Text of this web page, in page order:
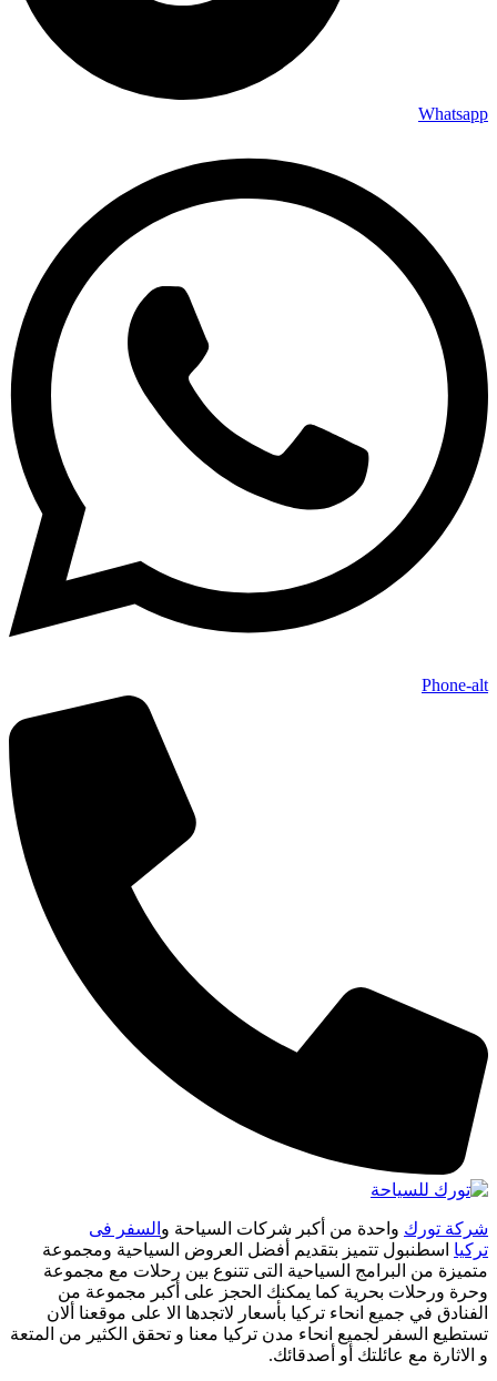
Whatsapp
Phone-alt
شركة تورك واحدة من أكبر شركات السياحة و السفر فى
تركيا اسطنبول تتميز بتقديم أفضل العروض السياحية ومجموعة
متميزة من البرامج السياحية التى تتنوع بين رحلات مع مجموعة
وحرة ورحلات بحرية كما يمكنك الحجز على أكبر مجموعة من
الفنادق في جميع انحاء تركيا بأسعار لاتجدها الا على موقعنا ألان
تستطيع السفر لجميع انحاء مدن تركيا معنا و تحقق الكثير من المتعة
و الاثارة مع عائلتك أو أصدقائك.